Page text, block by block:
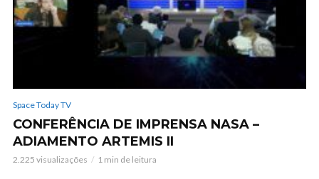
Space Today TV
CONFERÊNCIA DE IMPRENSA NASA –
ADIAMENTO ARTEMIS II
2.225 visualizações 1 min de leitura